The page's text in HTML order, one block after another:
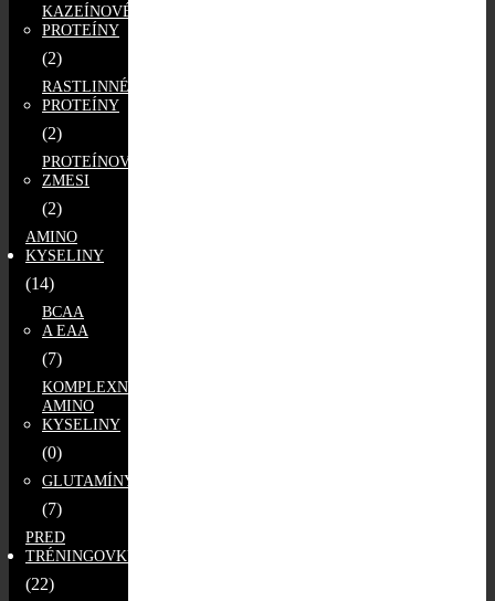
KAZEÍNOVÉ
PROTEÍNY
(2)
RASTLINNÉ
PROTEÍNY
(2)
PROTEÍNOVÉ
ZMESI
(2)
AMINO
KYSELINY
(14)
BCAA
A EAA
(7)
KOMPLEXNÉ
AMINO
KYSELINY
(0)
GLUTAMÍNY
(7)
PRED
TRÉNINGOVKY
(22)